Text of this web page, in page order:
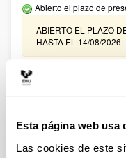
Esta página web usa
Las cookies de este
Abierto el plazo de
ABIERTO EL PLAZO
HASTA EL 14/08/2026
Ayudas para
infraestructura
Trámite abierto
25/03/2026:
solicitudes admitidas